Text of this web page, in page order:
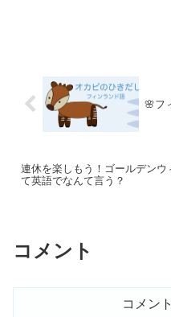
🌸フ
連休を楽しもう！ゴールデンウ
て英語でなんて言う？
コメント
コメン